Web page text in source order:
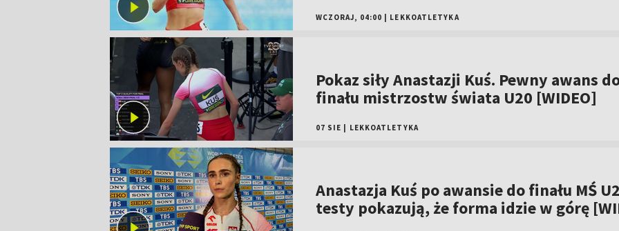
WCZORAJ, 04:00 LEKKOATLETYKA
Pokaz siły Anastazji Kuś. Pewny awans
finału mistrzostw świata U20 [WIDEO]
07 SIE LEKKOATLETYKA
Anastazja Kuś po awansie do finału MŚ
testy pokazują, że forma idzie w górę